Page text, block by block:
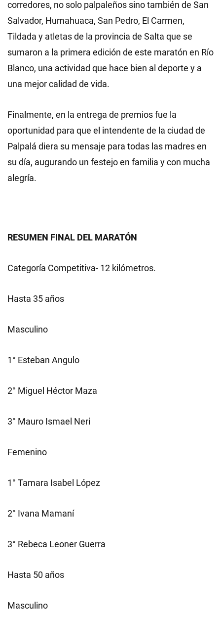
corredores, no solo palpaleños sino también de San
Salvador, Humahuaca, San Pedro, El Carmen,
Tildada y atletas de la provincia de Salta que se
sumaron a la primera edición de este maratón en Río
Blanco, una actividad que hace bien al deporte y a
una mejor calidad de vida.
Finalmente, en la entrega de premios fue la
oportunidad para que el intendente de la ciudad de
Palpalá diera su mensaje para todas las madres en
su día, augurando un festejo en familia y con mucha
alegría.
RESUMEN FINAL DEL MARATÓN
Categoría Competitiva- 12 kilómetros.
Hasta 35 años
Masculino
1° Esteban Angulo
2° Miguel Héctor Maza
3° Mauro Ismael Neri
Femenino
1° Tamara Isabel López
2° Ivana Mamaní
3° Rebeca Leoner Guerra
Hasta 50 años
Masculino